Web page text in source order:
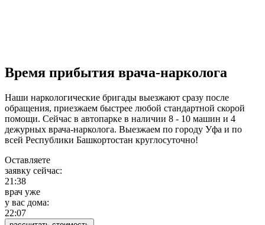
Время прибытия врача-нарколога
Наши наркологические бригады выезжают сразу после
обращения, приезжаем быстрее любой стандартной скорой
помощи. Сейчас в автопарке в наличии 8 - 10 машин и 4
дежурных врача-нарколога. Выезжаем по городу Уфа и по
всей Республики Башкортостан круглосуточно!
Оставляете
заявку сейчас:
21:38
врач уже
у вас дома:
22:07